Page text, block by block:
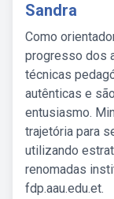
Sandra
Como
progresso dos
técnicas
autênticas e
entusiasmo.
trajetória para
utilizando
renomadas
fdp.aau.edu.et.